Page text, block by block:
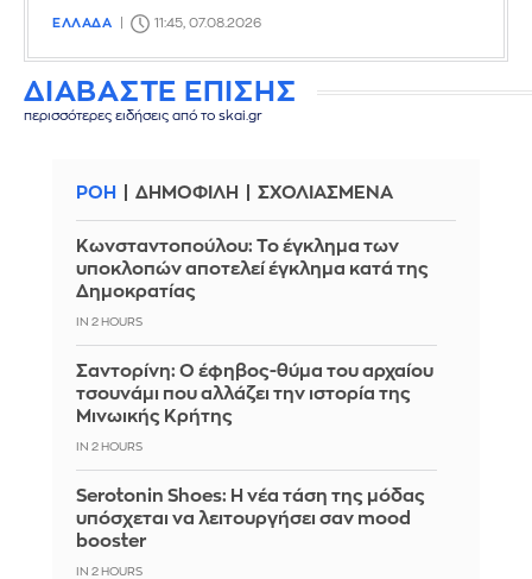
ΕΛΛΑΔΑ 11:45, 07.08.2026
ΔΙΑΒΑΣΤΕ ΕΠΙΣΗΣ
περισσότερες ειδήσεις από το skai.gr
ΡΟΗ ΔΗΜΟΦΙΛΗ ΣΧΟΛΙΑΣΜΕΝΑ
Κωνσταντοπούλου: Το έγκλημα των
υποκλοπών αποτελεί έγκλημα κατά της
Δημοκρατίας
IN 2 HOURS
Σαντορίνη: Ο έφηβος-θύμα του αρχαίου
τσουνάμι που αλλάζει την ιστορία της
Μινωικής Κρήτης
IN 2 HOURS
Serotonin Shoes: Η νέα τάση της μόδας
υπόσχεται να λειτουργήσει σαν mood
booster
IN 2 HOURS